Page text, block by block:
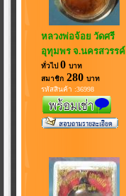
หลวงพ่อจ้อย วัดศรี
อุทุมพร จ.นครสวรรค์
ทั่วไป 0 บาท
สมาชิก280 บาท
รหัสสินค้า :36998